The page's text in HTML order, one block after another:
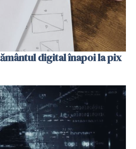
digital înapoi la pix